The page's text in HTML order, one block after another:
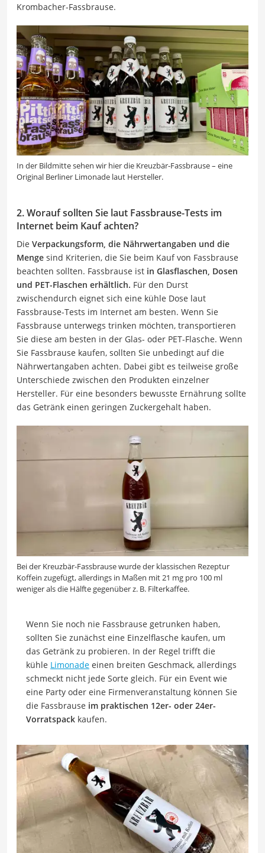
Krombacher-Fassbrause.
In der Bildmitte sehen wir hier die Kreuzbär-Fassbrause – eine
Original Berliner Limonade laut Hersteller.
2. Worauf sollten Sie laut Fassbrause-Tests im
Internet beim Kauf achten?
Die Verpackungsform, die Nährwertangaben und die
Menge sind Kriterien, die Sie beim Kauf von Fassbrause
beachten sollten. Fassbrause ist in Glasflaschen, Dosen
und PET-Flaschen erhältlich. Für den Durst
zwischendurch eignet sich eine kühle Dose laut
Fassbrause-Tests im Internet am besten. Wenn Sie
Fassbrause unterwegs trinken möchten, transportieren
Sie diese am besten in der Glas- oder PET-Flasche. Wenn
Sie Fassbrause kaufen, sollten Sie unbedingt auf die
Nährwertangaben achten. Dabei gibt es teilweise große
Unterschiede zwischen den Produkten einzelner
Hersteller. Für eine besonders bewusste Ernährung sollte
das Getränk einen geringen Zuckergehalt haben.
Bei der Kreuzbär-Fassbrause wurde der klassischen Rezeptur
Koffein zugefügt, allerdings in Maßen mit 21 mg pro 100 ml
weniger als die Hälfte gegenüber z. B. Filterkaffee.
Wenn Sie noch nie Fassbrause getrunken haben,
sollten Sie zunächst eine Einzelflasche kaufen, um
das Getränk zu probieren. In der Regel trifft die
kühle Limonade einen breiten Geschmack, allerdings
schmeckt nicht jede Sorte gleich. Für ein Event wie
eine Party oder eine Firmenveranstaltung können Sie
die Fassbrause im praktischen 12er- oder 24er-
Vorratspack kaufen.